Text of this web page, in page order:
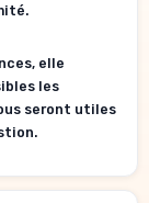
elle
les
seront utiles